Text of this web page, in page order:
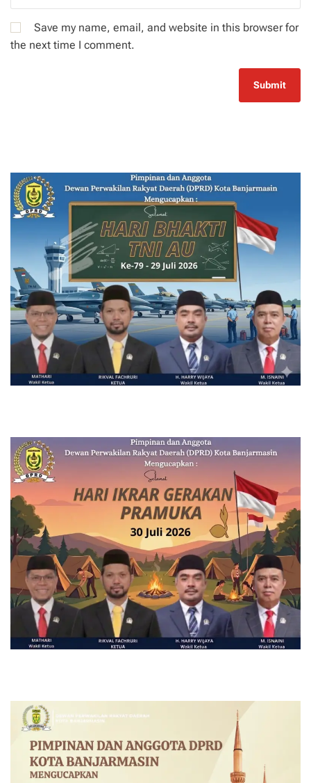
Save my name, email, and website in this browser for
the next time I comment.